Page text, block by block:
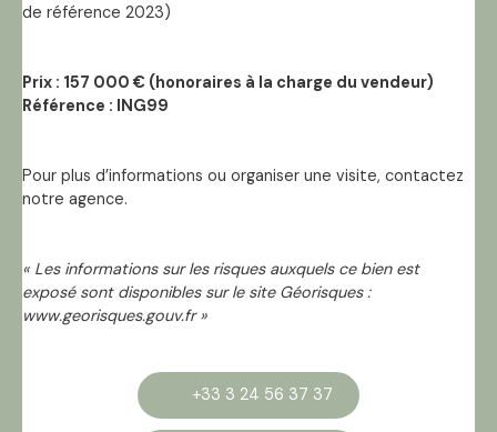
de référence 2023)
Prix : 157 000 € (honoraires à la charge du vendeur)
Référence : ING99
Pour plus d’informations ou organiser une visite, contactez
notre agence.
« Les informations sur les risques auxquels ce bien est
exposé sont disponibles sur le site Géorisques :
www.georisques.gouv.fr »
+33 3 24 56 37 37